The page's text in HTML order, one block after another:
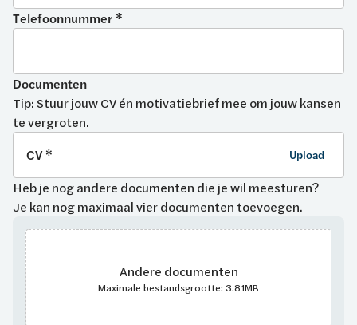
Telefoonnummer *
Documenten
Tip: Stuur jouw CV én motivatiebrief mee om jouw kansen
te vergroten.
CV * Upload
Heb je nog andere documenten die je wil meesturen?
Je kan nog maximaal vier documenten toevoegen.
Andere documenten
Maximale bestandsgrootte: 3.81MB